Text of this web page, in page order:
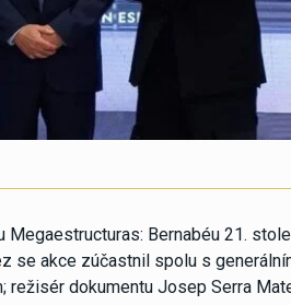
Bernabéu 21.
se akce zúčastnil spolu s
dokumentu Josep Serra